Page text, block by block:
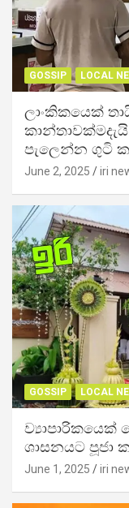
GOSSIP LOCAL
ලාංකිකයෙක්
පැලෙන්න ගුටි
June 2, 2025 iri
GOSSIP LOCAL
ව්‍යාපාරිකයෙක්
ශාසනයට පූජා
June 1, 2025 iri